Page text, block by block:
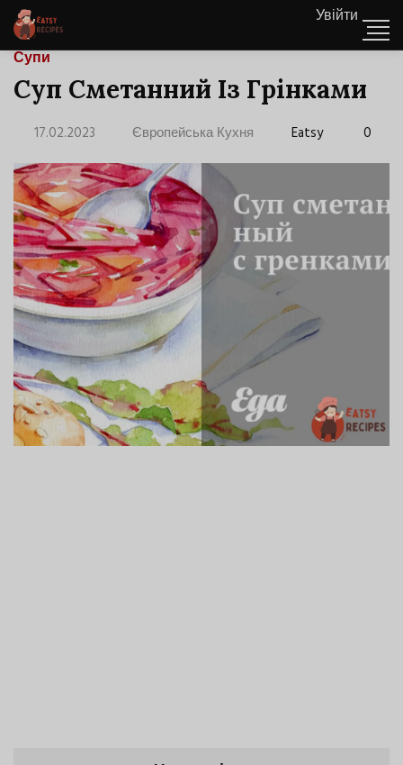
Увійти
Супи
Суп Сметанний Із Грінками
17.02.2023 Європейська Кухня Eatsy 0